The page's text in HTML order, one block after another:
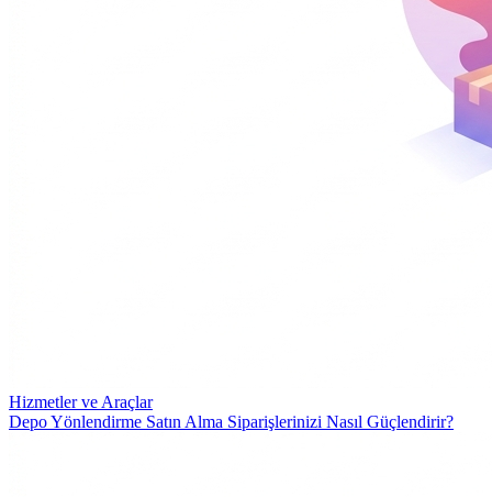
Hizmetler ve Araçlar
Depo Yönlendirme Satın Alma Siparişlerinizi Nasıl Güçlendirir?